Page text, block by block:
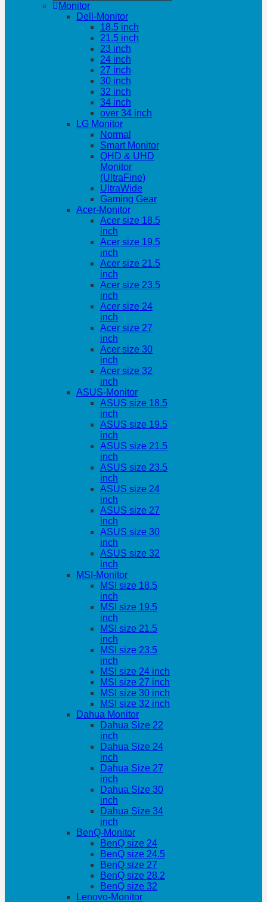
Monitor
Dell-Monitor
18.5 inch
21.5 inch
23 inch
24 inch
27 inch
30 inch
32 inch
34 inch
over 34 inch
LG Monitor
Normal
Smart Monitor
QHD & UHD
Monitor
(UltraFine)
UltraWide
Gaming Gear
Acer-Monitor
Acer size 18.5
inch
Acer size 19.5
inch
Acer size 21.5
inch
Acer size 23.5
inch
Acer size 24
inch
Acer size 27
inch
Acer size 30
inch
Acer size 32
inch
ASUS-Monitor
ASUS size 18.5
inch
ASUS size 19.5
inch
ASUS size 21.5
inch
ASUS size 23.5
inch
ASUS size 24
inch
ASUS size 27
inch
ASUS size 30
inch
ASUS size 32
inch
MSI-Monitor
MSI size 18.5
inch
MSI size 19.5
inch
MSI size 21.5
inch
MSI size 23.5
inch
MSI size 24 inch
MSI size 27 inch
MSI size 30 inch
MSI size 32 inch
Dahua Monitor
Dahua Size 22
inch
Dahua Size 24
inch
Dahua Size 27
inch
Dahua Size 30
inch
Dahua Size 34
inch
BenQ-Monitor
BenQ size 24
BenQ size 24.5
BenQ size 27
BenQ size 28.2
BenQ size 32
Lenovo-Monitor